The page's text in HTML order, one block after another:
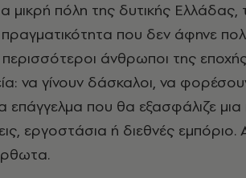
που δεν άφηνε
άνθρωποι της
να γίνουν δάσκαλοι, να
που θα εξασφάλιζε
εργοστάσια ή διεθνές εμπόριο.